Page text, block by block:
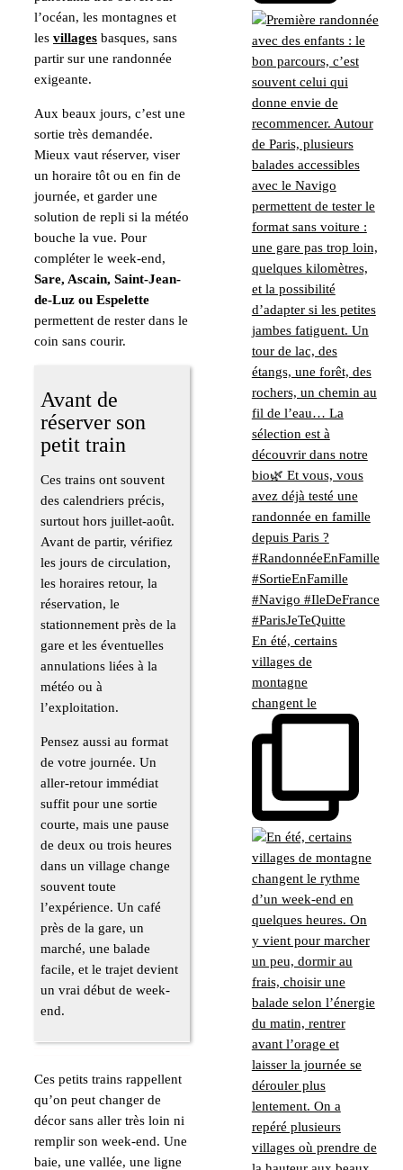
l’océan, les montagnes et
les villages basques, sans
partir sur une randonnée
exigeante.
Aux beaux jours, c’est une
sortie très demandée.
Mieux vaut réserver, viser
un horaire tôt ou en fin de
journée, et garder une
solution de repli si la météo
bouche la vue. Pour
compléter le week-end,
Sare, Ascain, Saint-Jean-
de-Luz ou Espelette
permettent de rester dans le
coin sans courir.
Avant de
réserver son
petit train
Ces trains ont souvent
des calendriers précis,
surtout hors juillet-août.
Avant de partir, vérifiez
les jours de circulation,
les horaires retour, la
réservation, le
stationnement près de la
gare et les éventuelles
annulations liées à la
météo ou à
l’exploitation.
Pensez aussi au format
de votre journée. Un
aller-retour immédiat
suffit pour une sortie
courte, mais une pause
de deux ou trois heures
dans un village change
souvent toute
l’expérience. Un café
près de la gare, un
marché, une balade
facile, et le trajet devient
un vrai début de week-
end.
Ces petits trains rappellent
qu’on peut changer de
décor sans aller très loin ni
remplir son week-end. Une
baie, une vallée, une ligne
En été, certains
villages de
montagne
changent le